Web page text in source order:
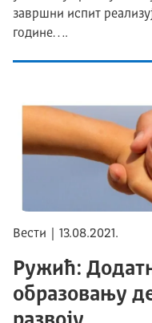
завршни испит
године….
Вести | 13.08.2021.
Ружић:
образовању